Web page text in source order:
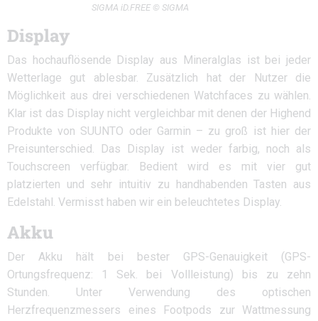
SIGMA iD.FREE © SIGMA
Display
Das hochauflösende Display aus Mineralglas ist bei jeder
Wetterlage gut ablesbar. Zusätzlich hat der Nutzer die
Möglichkeit aus drei verschiedenen Watchfaces zu wählen.
Klar ist das Display nicht vergleichbar mit denen der Highend
Produkte von SUUNTO oder Garmin – zu groß ist hier der
Preisunterschied. Das Display ist weder farbig, noch als
Touchscreen verfügbar. Bedient wird es mit vier gut
platzierten und sehr intuitiv zu handhabenden Tasten aus
Edelstahl. Vermisst haben wir ein beleuchtetes Display.
Akku
Der Akku hält bei bester GPS-Genauigkeit (GPS-
Ortungsfrequenz: 1 Sek. bei Vollleistung) bis zu zehn
Stunden. Unter Verwendung des optischen
Herzfrequenzmessers eines Footpods zur Wattmessung